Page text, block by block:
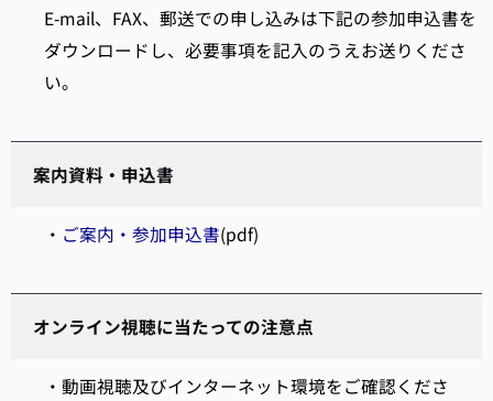
E-mail、FAX、郵送での申し込みは下記の参加申込書を
ダウンロードし、必要事項を記入のうえお送りくださ
い。
案内資料・申込書
・ ご案内・参加申込書(pdf)
オンライン視聴に当たっての注意点
・動画視聴及びインターネット環境をご確認くださ